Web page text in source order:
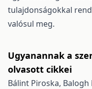
tulajdonságokkal
valósul meg.
Ugyanannak a
olvasott cikkei
Bálint Piroska,